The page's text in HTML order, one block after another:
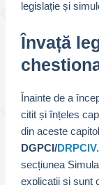
legislație și
Învață
Înainte de a
citit și înțeles
din aceste
DGPCI/
secțiunea
explicații și sunt